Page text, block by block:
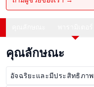
คุณลักษณะ
อัจฉริยะและมีประสิทธิภาพ